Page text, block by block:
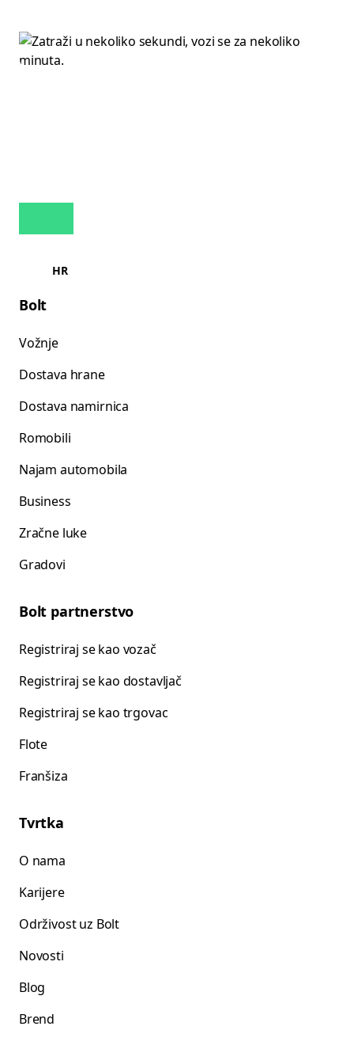
HR
Bolt
Vožnje
Dostava hrane
Dostava namirnica
Romobili
Najam automobila
Business
Zračne luke
Gradovi
Bolt partnerstvo
Registriraj se kao vozač
Registriraj se kao dostavljač
Registriraj se kao trgovac
Flote
Franšiza
Tvrtka
O nama
Karijere
Održivost uz Bolt
Novosti
Blog
Brend